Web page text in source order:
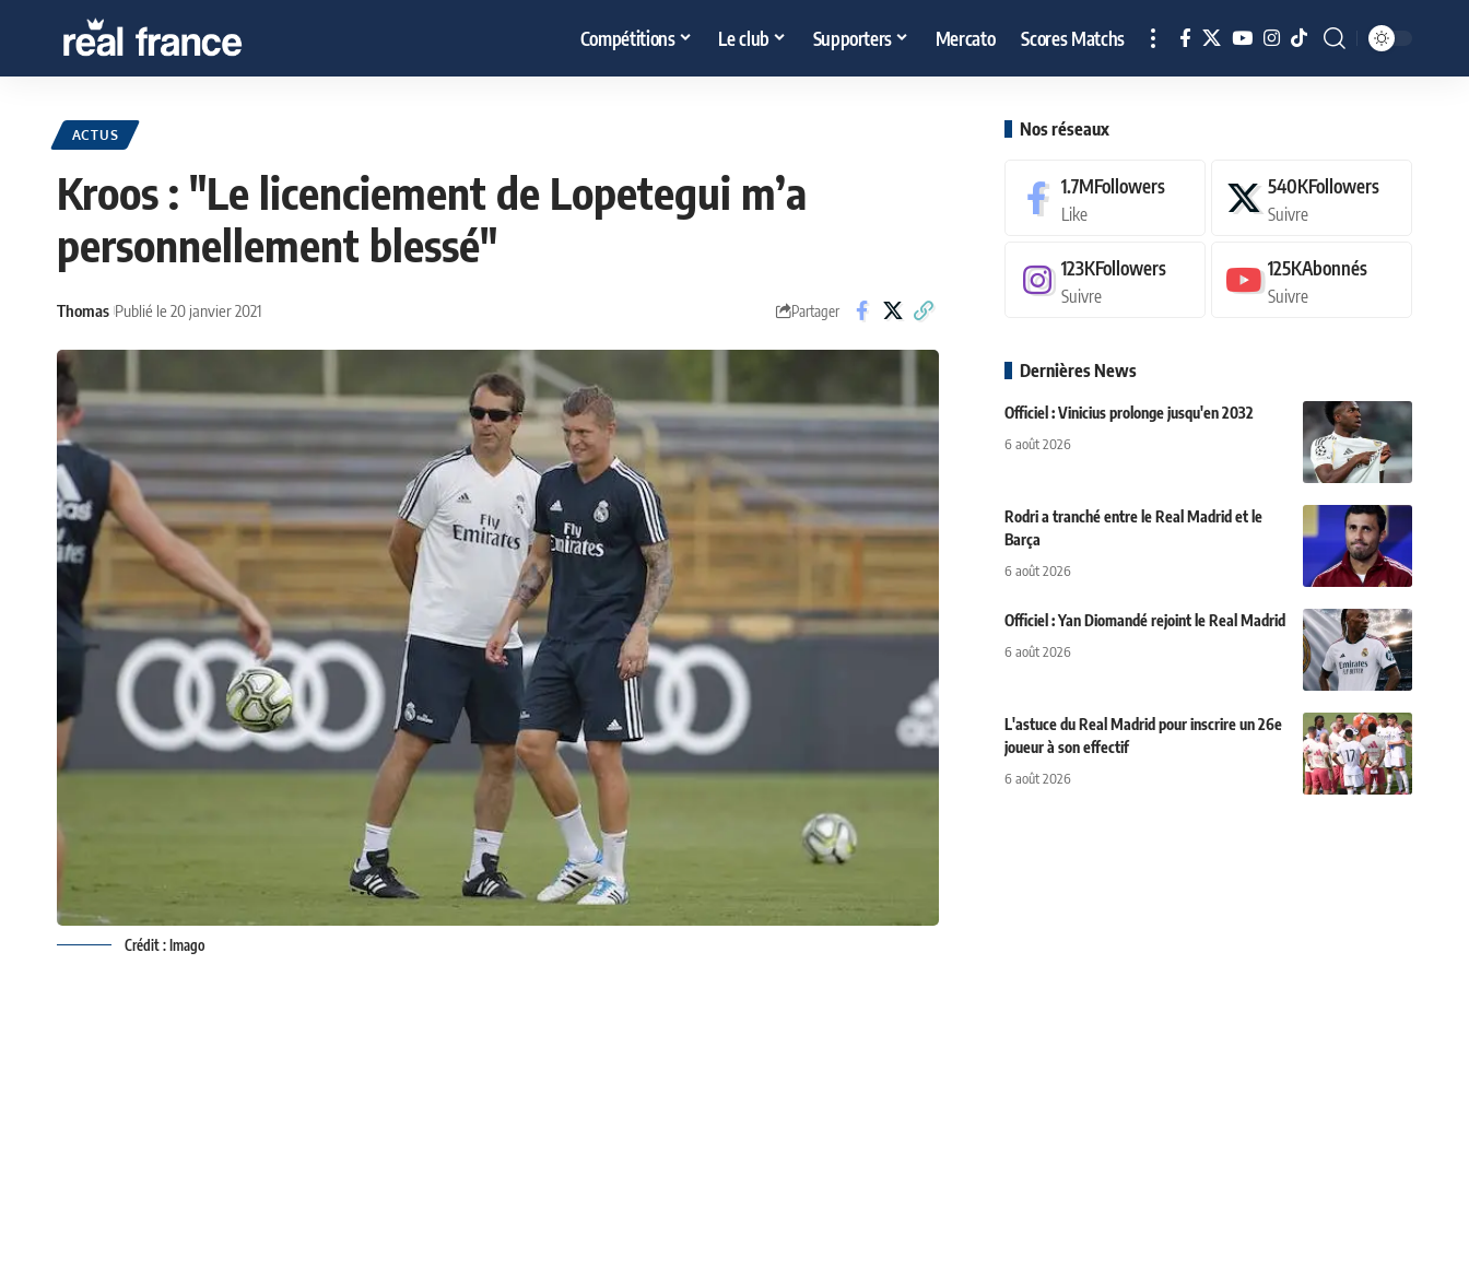
Compétitions Le club Supporters Mercato Scores Matchs
ACTUS
Kroos : "Le licenciement de Lopetegui m’a
personnellement blessé"
Thomas Publié le 20 janvier 2021 Partager
Crédit : Imago
Nos réseaux
1.7MFollowers
Like
540KFollowers
Suivre
123KFollowers
Suivre
125KAbonnés
Suivre
Dernières News
Officiel : Vinicius prolonge jusqu'en 2032
6 août 2026
Rodri a tranché entre le Real Madrid et le
Barça
6 août 2026
Officiel : Yan Diomandé rejoint le Real Madrid
6 août 2026
L'astuce du Real Madrid pour inscrire un 26e
joueur à son effectif
6 août 2026